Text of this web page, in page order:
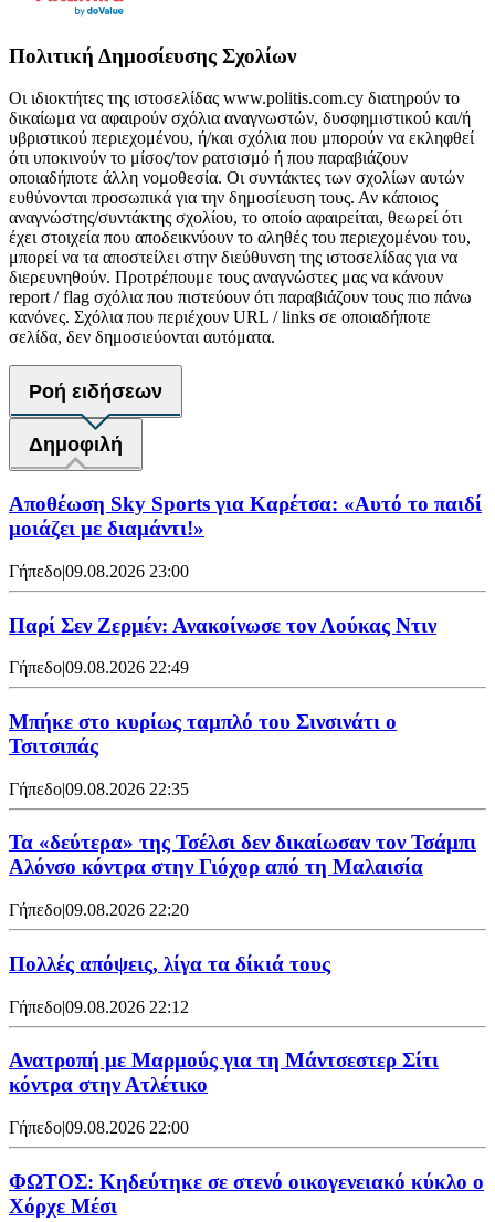
Πολιτική Δημοσίευσης Σχολίων
Οι ιδιοκτήτες της ιστοσελίδας www.politis.com.cy διατηρούν το
δικαίωμα να αφαιρούν σχόλια αναγνωστών, δυσφημιστικού και/ή
υβριστικού περιεχομένου, ή/και σχόλια που μπορούν να εκληφθεί
ότι υποκινούν το μίσος/τον ρατσισμό ή που παραβιάζουν
οποιαδήποτε άλλη νομοθεσία. Οι συντάκτες των σχολίων αυτών
ευθύνονται προσωπικά για την δημοσίευση τους. Αν κάποιος
αναγνώστης/συντάκτης σχολίου, το οποίο αφαιρείται, θεωρεί ότι
έχει στοιχεία που αποδεικνύουν το αληθές του περιεχομένου του,
μπορεί να τα αποστείλει στην διεύθυνση της ιστοσελίδας για να
διερευνηθούν. Προτρέπουμε τους αναγνώστες μας να κάνουν
report / flag σχόλια που πιστεύουν ότι παραβιάζουν τους πιο πάνω
κανόνες. Σχόλια που περιέχουν URL / links σε οποιαδήποτε
σελίδα, δεν δημοσιεύονται αυτόματα.
Ροή ειδήσεων
Δημοφιλή
Αποθέωση Sky Sports για Καρέτσα: «Αυτό το παιδί
μοιάζει με διαμάντι!»
Γήπεδο|09.08.2026 23:00
Παρί Σεν Ζερμέν: Ανακοίνωσε τον Λούκας Ντιν
Γήπεδο|09.08.2026 22:49
Mπήκε στο κυρίως ταμπλό του Σινσινάτι ο
Τσιτσιπάς
Γήπεδο|09.08.2026 22:35
Τα «δεύτερα» της Τσέλσι δεν δικαίωσαν τον Τσάμπι
Αλόνσο κόντρα στην Γιόχορ από τη Μαλαισία
Γήπεδο|09.08.2026 22:20
Πολλές απόψεις, λίγα τα δίκιά τους
Γήπεδο|09.08.2026 22:12
Ανατροπή με Μαρμούς για τη Μάντσεστερ Σίτι
κόντρα στην Ατλέτικο
Γήπεδο|09.08.2026 22:00
ΦΩΤΟΣ: Κηδεύτηκε σε στενό οικογενειακό κύκλο ο
Χόρχε Μέσι